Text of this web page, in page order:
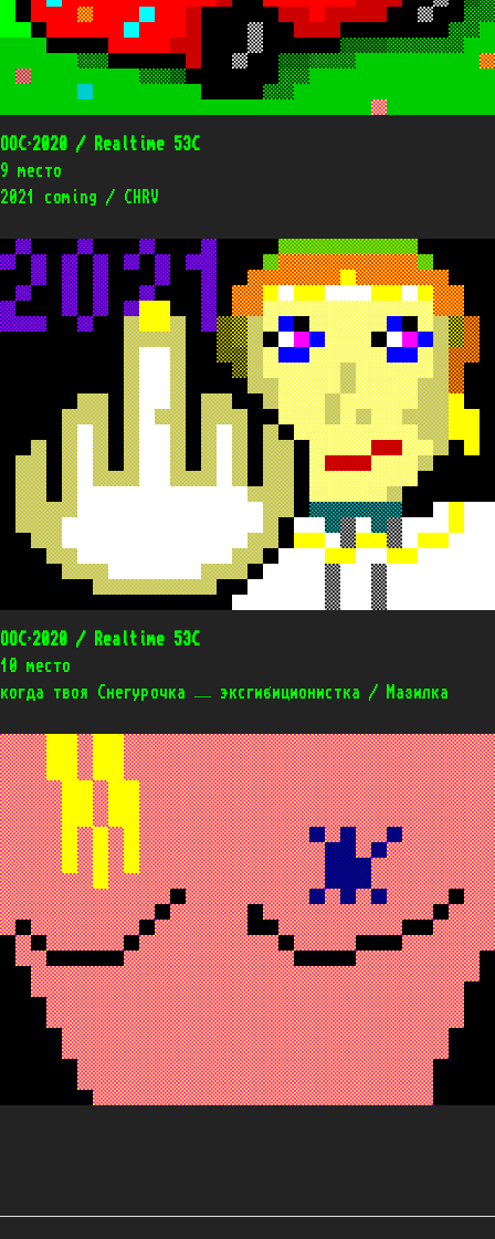
OOC’2020 / Realtime 53C
9 место
2021 coming / CHRV
OOC’2020 / Realtime 53C
10 место
когда твоя Снегурочка — эксгибиционистка / Мазилка